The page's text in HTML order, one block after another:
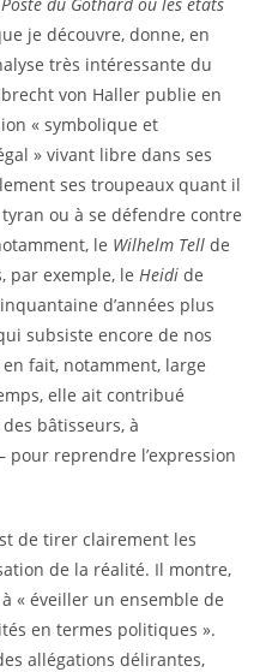
je découvre, donne, en
très intéressante du
von Haller publie en
« symbolique et
» vivant libre dans ses
ses troupeaux quant il
tyran ou à se défendre contre
le Wilhelm Tellde
par exemple, leHeidide
d’années plus
subsiste encore de nos
fait, notamment, large
elle ait contribué
bâtisseurs, à
pour reprendre l’expression
de tirer clairement les
de la réalité. Il montre,
« éveiller un ensemble de
en termes politiques ».
allégations délirantes,